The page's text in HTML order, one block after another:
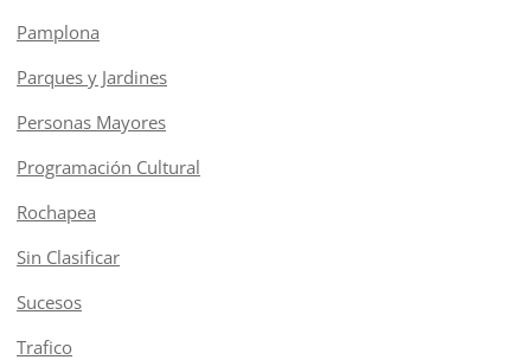
Pamplona
Parques y Jardines
Personas Mayores
Programación Cultural
Rochapea
Sin Clasificar
Sucesos
Trafico